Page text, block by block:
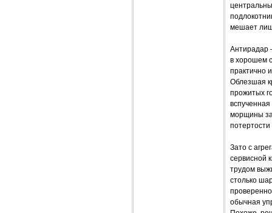
мешает
Антирадар
в хорошем
практично
Облезшая
прожитых
морщины
Зато с
сервисной
трудом
столько
обычная